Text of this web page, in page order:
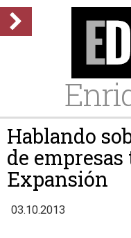
Hablando
de
Expansión
03.10.2013